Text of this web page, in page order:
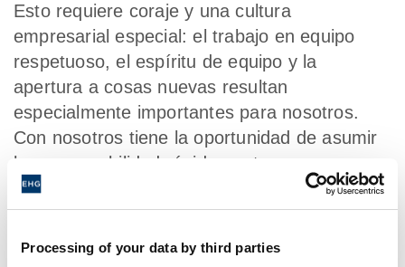
Processing of your data by third parties
Esto requiere coraje y una cultura
empresarial especial: el trabajo en equipo
respetuoso, el espíritu de equipo y la
apertura a cosas nuevas resultan
especialmente importantes para nosotros.
Con nosotros tiene la oportunidad de asumir
la responsabilidad rápidamente.
es una calle de sentido único. Por ello,